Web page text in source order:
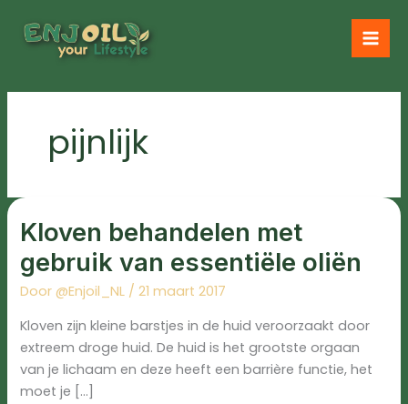
naar
pijnlijk
Kloven behandelen met
gebruik van essentiële oliën
Door@Enjoil_NL /21 maart 2017
Kloven zijn kleine barstjes in de huid veroorzaakt door
extreem droge huid. De huid is het grootste orgaan
van je lichaam en deze heeft een barrière functie, het
moet je […]
met
gebruik
van
essentiële
oliën